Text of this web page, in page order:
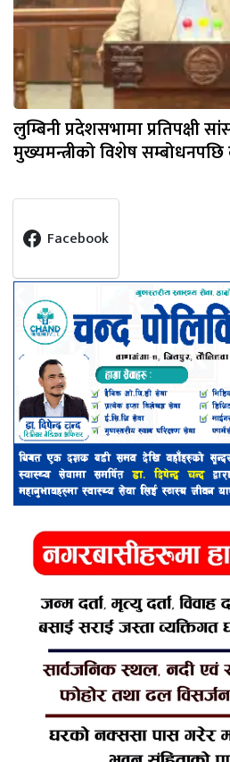
लुम्बिनी प्रदेशसभामा प्रतिपक्षी
मुख्यमन्त्रीको विशेष
Facebook